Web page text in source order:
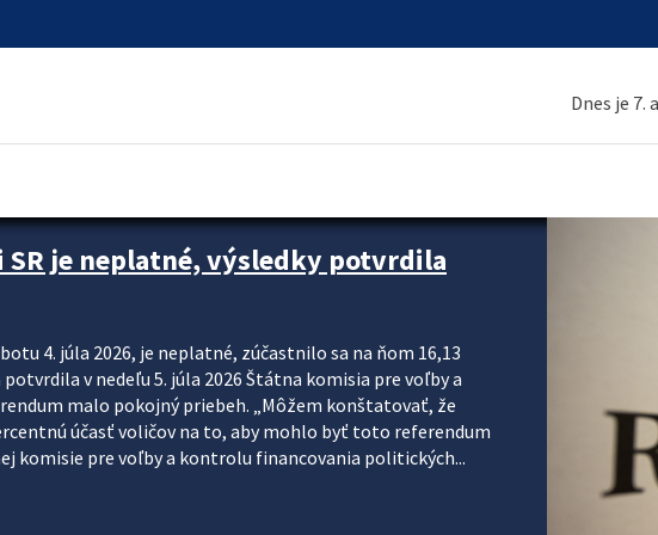
Dnes je 7.
je neplatné, výsledky potvrdila
4. júla 2026, je neplatné, zúčastnilo sa na ňom 16,13
v nedeľu 5. júla 2026 Štátna komisia pre voľby a
malo pokojný priebeh. „Môžem konštatovať, že
účasť voličov na to, aby mohlo byť toto referendum
komisie pre voľby a kontrolu financovania politických...